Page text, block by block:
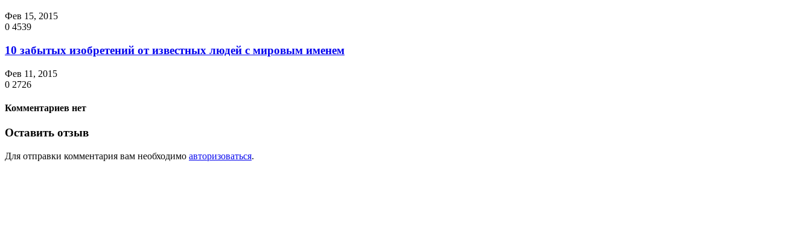
Фев 15, 2015
0 4539
10 забытых изобретений от известных людей с мировым именем
Фев 11, 2015
0 2726
Комментариев нет
Оставить отзыв
Для отправки комментария вам необходимо авторизоваться.